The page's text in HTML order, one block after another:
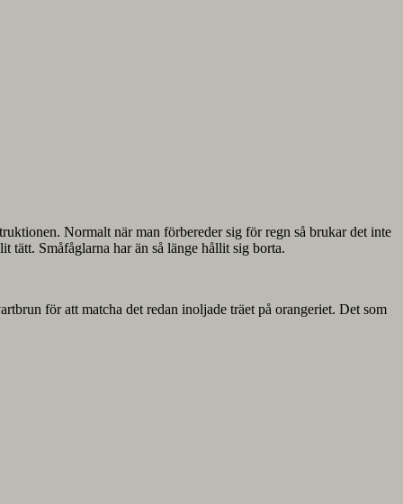
Normalt när man förbereder sig för regn så brukar det inte
tätt. Småfåglarna har än så länge hållit sig borta.
för att matcha det redan inoljade träet på orangeriet. Det som